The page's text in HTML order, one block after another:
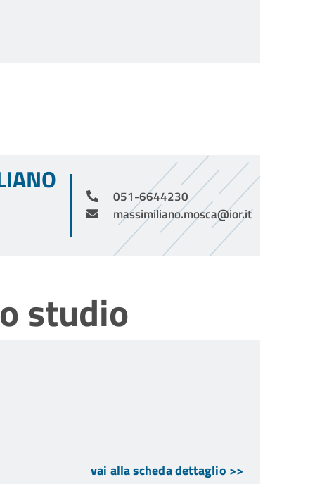
051-6644230
massimiliano.mosca@ior.it
studio
vai alla scheda dettaglio >>